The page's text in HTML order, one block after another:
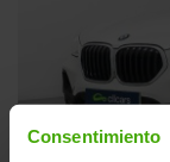
Consentimiento